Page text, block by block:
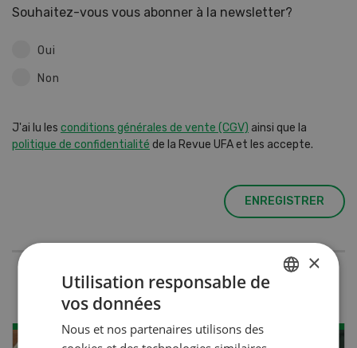
Souhaitez-vous vous abonner à la newsletter?
Oui
Non
J'ai lu les conditions générales de vente (CGV) ainsi que la
politique de confidentialité de la Revue UFA et les accepte.
ENREGISTRER
×
Utilisation responsable de
vos données
Nous et nos partenaires utilisons des